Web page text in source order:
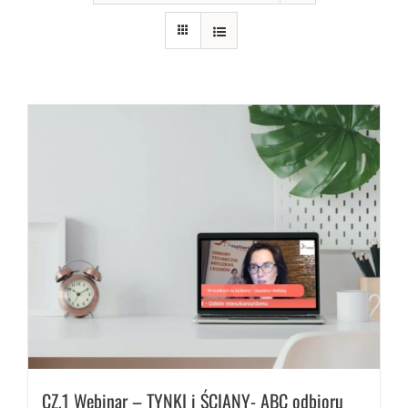
CZ.1 Webinar – TYNKI i ŚCIANY- ABC odbioru